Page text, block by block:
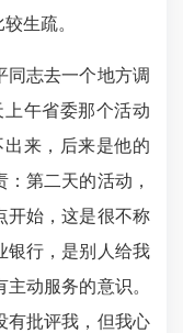
生疏。
志去一个地方调
午省委那个活动
来，后来是他的
第二天的活动，
开始，这是很不称
银行，是别人给我
动服务的意识。
有批评我，但我心